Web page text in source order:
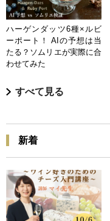
ハーゲンダッツ6種×ルビ
ーポート！ AIの予想は当
たる？ソムリエが実際に合
わせてみた
すべて見る
新着